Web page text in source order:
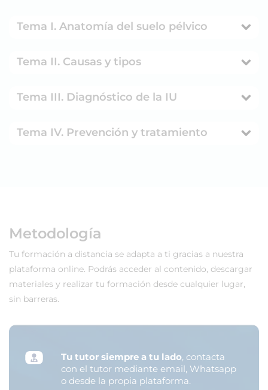
Tema I. Anatomía del suelo pélvico
Tema II. Causas y tipos
Tema III. Diagnóstico de la IU
Tema IV. Prevención y tratamiento
Metodología
Tu formación a distancia se adapta a ti gracias a nuestra
plataforma online. Podrás acceder al contenido, descargar
materiales y realizar tu formación desde cualquier lugar,
sin barreras.
Tu tutor siempre a tu lado, contacta
con el tutor mediante email, Whatsapp
o desde la propia plataforma.